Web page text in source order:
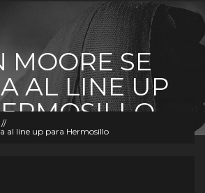
MOORE SE
AL LINE UP
//
al line up para Hermosillo